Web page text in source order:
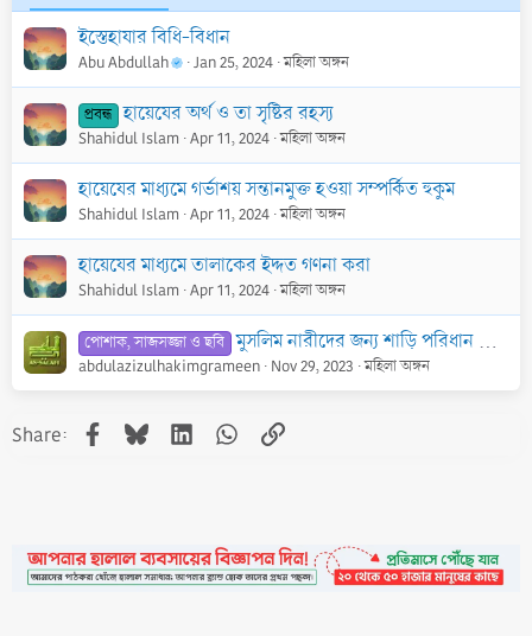
ইস্তেহাযার বিধি-বিধান
Abu Abdullah Jan 25, 2024 মহিলা অঙ্গন
প্রবন্ধ হায়েযের অর্থ ও তা সৃষ্টির রহস্য
Shahidul Islam Apr 11, 2024 মহিলা অঙ্গন
হায়েযের মাধ্যমে গর্ভাশয় সন্তানমুক্ত হওয়া সম্পর্কিত হুকুম
Shahidul Islam Apr 11, 2024 মহিলা অঙ্গন
হায়েযের মাধ্যমে তালাকের ইদ্দত গণনা করা
Shahidul Islam Apr 11, 2024 মহিলা অঙ্গন
পোশাক, সাজসজ্জা ও ছবি মুসলিম নারীদের জন্য শাড়ি পরিধান করার বিধান কি? শাড়ি পরিধান করা কি হারাম? বিস্তারিত যানতে চাই।
abdulazizulhakimgrameen Nov 29, 2023 মহিলা অঙ্গন
Share: Facebook
BlueskyLinkedInWhatsApp
Link